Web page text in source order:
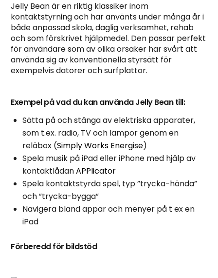
Jelly Bean är en riktig klassiker inom
kontaktstyrning och har använts under många år i
både anpassad skola, daglig verksamhet, rehab
och som förskrivet hjälpmedel. Den passar perfekt
för användare som av olika orsaker har svårt att
använda sig av konventionella styrsätt för
exempelvis datorer och surfplattor.
Exempel på vad du kan använda Jelly Bean till:
Sätta på och stänga av elektriska apparater,
som t.ex. radio, TV och lampor genom en
reläbox (Simply Works Energise)
Spela musik på iPad eller iPhone med hjälp av
kontaktlådanAPPlicator
Spela kontaktstyrda spel, typ ”trycka-hända”
och ”trycka-bygga”
Navigera bland appar och menyer på t ex en
iPad
Förberedd för bildstöd